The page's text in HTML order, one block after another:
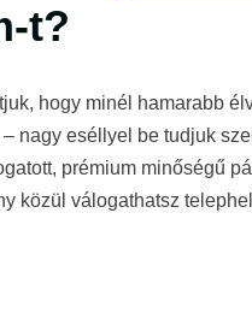
t?
hogy minél hamarabb
nagy eséllyel be tudjuk
prémium minőségű
közül válogathatsz